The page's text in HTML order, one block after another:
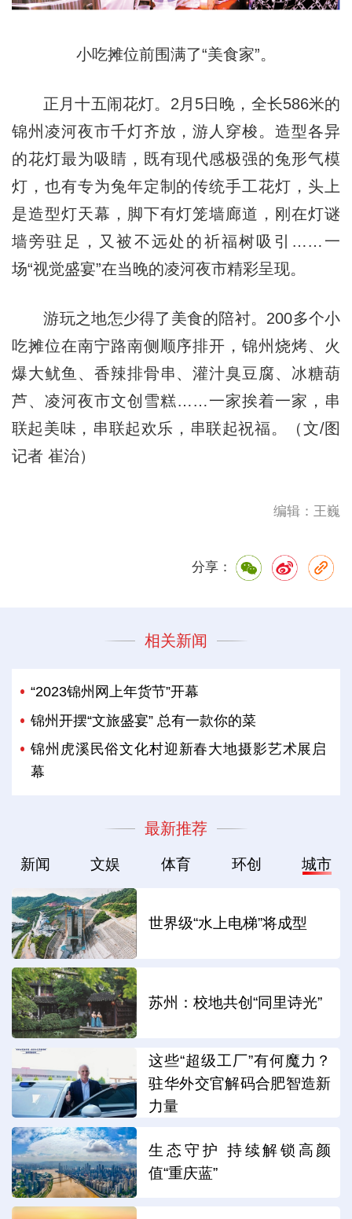
小吃摊位前围满了“美食家”。
正月十五闹花灯。2月5日晚，全长586米的
锦州凌河夜市千灯齐放，游人穿梭。造型各异
的花灯最为吸睛，既有现代感极强的兔形气模
灯，也有专为兔年定制的传统手工花灯，头上
是造型灯天幕，脚下有灯笼墙廊道，刚在灯谜
墙旁驻足，又被不远处的祈福树吸引……一
场“视觉盛宴”在当晚的凌河夜市精彩呈现。
游玩之地怎少得了美食的陪衬。200多个小
吃摊位在南宁路南侧顺序排开，锦州烧烤、火
爆大鱿鱼、香辣排骨串、灌汁臭豆腐、冰糖葫
芦、凌河夜市文创雪糕……一家挨着一家，串
联起美味，串联起欢乐，串联起祝福。（文/图
记者 崔治）
编辑：王巍
分享：
相关新闻
“2023锦州网上年货节”开幕
锦州开摆“文旅盛宴” 总有一款你的菜
锦州虎溪民俗文化村迎新春大地摄影艺术展启
幕
最新推荐
新闻 文娱 体育 环创 城市
世界级“水上电梯”将成型
苏州：校地共创“同里诗光”
这些“超级工厂”有何魔力？
驻华外交官解码合肥智造新
力量
生态守护 持续解锁高颜
值“重庆蓝”